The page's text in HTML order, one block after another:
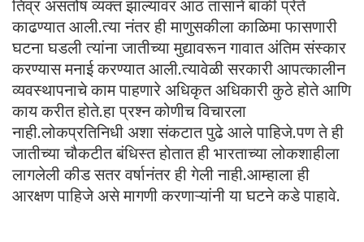
तिव्र असंतोष व्यक्त झाल्यावर आठ तासाने बाकी प्रेते
काढण्यात आली.त्या नंतर ही माणुसकीला काळिमा फासणारी
घटना घडली त्यांना जातीच्या मुद्यावरून गावात अंतिम संस्कार
करण्यास मनाई करण्यात आली.त्यावेळी सरकारी आपत्कालीन
व्यवस्थापनाचे काम पाहणारे अधिकृत अधिकारी कुठे होते आणि
काय करीत होते.हा प्रश्न कोणीच विचारला
नाही.लोकप्रतिनिधी अशा संकटात पुढे आले पाहिजे.पण ते ही
जातीच्या चौकटीत बंधिस्त होतात ही भारताच्या लोकशाहीला
लागलेली कीड सतर वर्षानंतर ही गेली नाही.आम्हाला ही
आरक्षण पाहिजे असे मागणी करणाऱ्यांनी या घटने कडे पाहावे.